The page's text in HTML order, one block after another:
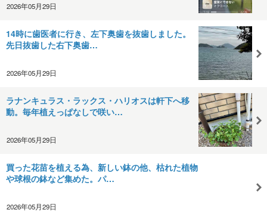
2026年05月29日
14時に歯医者に行き、左下奥歯を抜歯しました。
先日抜歯した右下奥歯…
2026年05月29日
ラナンキュラス・ラックス・ハリオスは軒下へ移
動。毎年植えっぱなしで咲い…
2026年05月29日
買った花苗を植える為、新しい鉢の他、枯れた植物
や球根の鉢など集めた。パ…
2026年05月29日